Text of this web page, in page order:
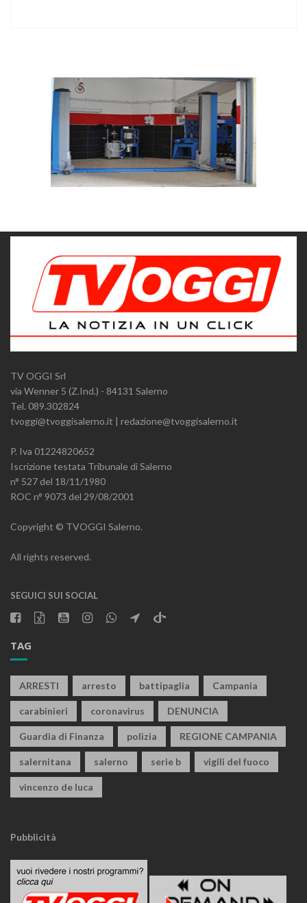
TV OGGI Srl
via Wenner 5 (Z.Ind.) - 84131 Salerno
Tel. 089.302824
tvoggi@tvoggisalerno.it | redazione@tvoggisalerno.it
P. Iva 01224820652
Iscrizione testata Tribunale di Salerno
n° 527 del 18/11/1980
ROC n° 9073 del 29/08/2001
Copyright © TVOGGI Salerno.
All rights reserved.
SEGUICI SUI SOCIAL
TAG
ARRESTI arresto battipaglia Campania
carabinieri coronavirus DENUNCIA
Guardia di Finanza polizia REGIONE CAMPANIA
salernitana salerno serie b vigili del fuoco
vincenzo de luca
Pubblicità